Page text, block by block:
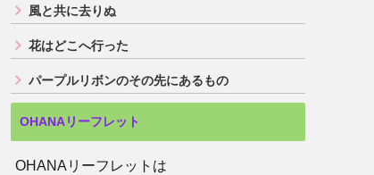
風と共に去りぬ
花はどこへ行った
パープルリボンのその先にあるもの
OHANAリーフレット
OHANAリーフレットは